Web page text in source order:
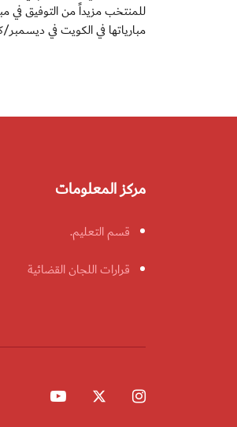
للمنتخب مزيداً من التوفيق في
مبارياتها في الكويت في
مركز المعلومات
قسم التعليم.
قرارات اللجان القضائية